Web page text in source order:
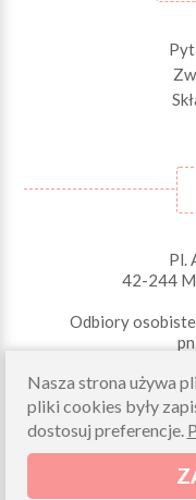
Pl.
42-244
Odbiory
Nasza strona używa
pliki cookies były
dostosuj preferencje.